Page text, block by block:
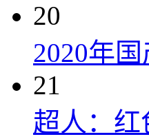
20
2020年
21
超人：红